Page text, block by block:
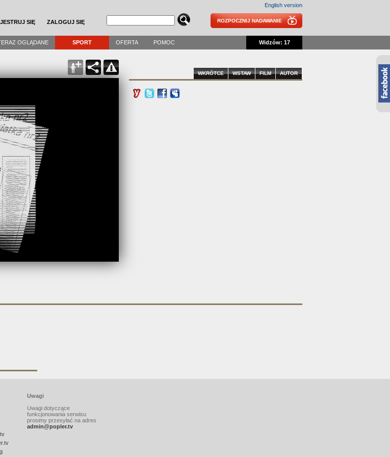
SIĘ ZALOGUJ SIĘ
English version
ROZPOCZNIJ NADAWANIE
OGLĄDANE SPORT OFERTA POMOC Widzów: 17
AUTOR
FILM
WSTAW
WKRÓTCE
Uwagi
Uwagi dotyczące
funkcjonowania serwisu
prosimy przesyłać na adres
admin@popler.tv